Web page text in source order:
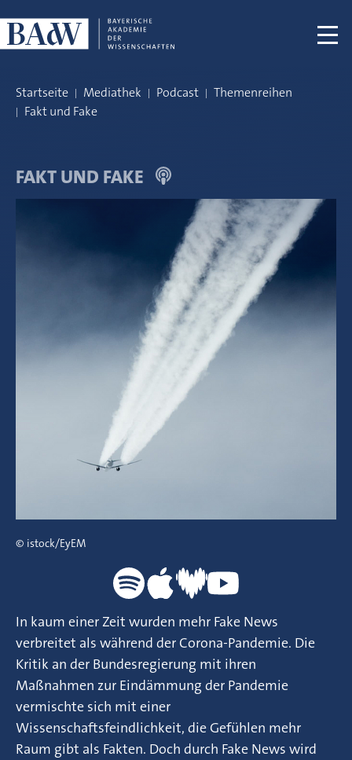
Startseite Mediathek Podcast
Themenreihen
Fakt und Fake
FAKT UND FAKE
© istock/EyEM
In kaum einer Zeit wurden mehr Fake News
verbreitet als während der Corona-Pandemie. Die
Kritik an der Bundesregierung mit ihren
Maßnahmen zur Eindämmung der Pandemie
vermischte sich mit einer
Wissenschaftsfeindlichkeit, die Gefühlen mehr
Raum gibt als Fakten. Doch durch Fake News wird